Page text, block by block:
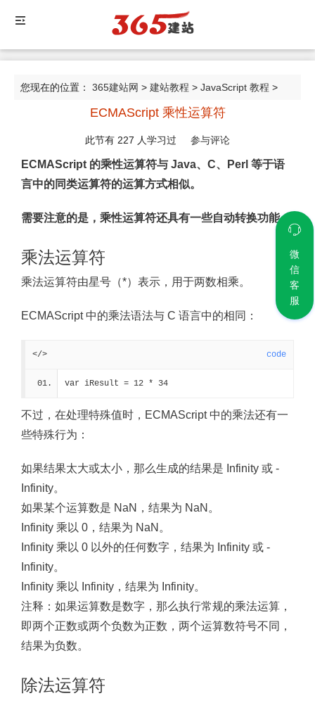
您现在的位置： 365建站网 > 建站教程 > JavaScript 教程 >
ECMAScript 乘性运算符ECMAScript 乘性运算符
此节有 227 人学习过 参与评论
ECMAScript 的乘性运算符与 Java、C、Perl 等于语
言中的同类运算符的运算方式相似。
需要注意的是，乘性运算符还具有一些自动转换功能。
乘法运算符
乘法运算符由星号（*）表示，用于两数相乘。
ECMAScript 中的乘法语法与 C 语言中的相同：
</> code
var iResult = 12 * 34
不过，在处理特殊值时，ECMAScript 中的乘法还有一
些特殊行为：
如果结果太大或太小，那么生成的结果是 Infinity 或 -
Infinity。
如果某个运算数是 NaN，结果为 NaN。
Infinity 乘以 0，结果为 NaN。
Infinity 乘以 0 以外的任何数字，结果为 Infinity 或 -
Infinity。
Infinity 乘以 Infinity，结果为 Infinity。
注释： 如果运算数是数字，那么执行常规的乘法运算，
即两个正数或两个负数为正数，两个运算数符号不同，
结果为负数。
除法运算符
微
信
客
服